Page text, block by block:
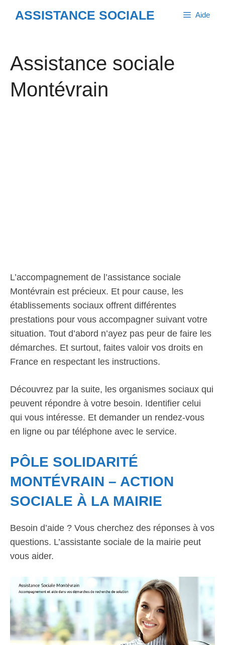
ASSISTANCE SOCIALE Aide
Assistance sociale
Montévrain
L’accompagnement de l’assistance sociale
Montévrain est précieux. Et pour cause, les
établissements sociaux offrent différentes
prestations pour vous accompagner suivant votre
situation. Tout d’abord n’ayez pas peur de faire les
démarches. Et surtout, faites valoir vos droits en
France en respectant les instructions.
Découvrez par la suite, les organismes sociaux qui
peuvent répondre à votre besoin. Identifier celui
qui vous intéresse. Et demander un rendez-vous
en ligne ou par téléphone avec le service.
PÔLE SOLIDARITÉ
MONTÉVRAIN – ACTION
SOCIALE À LA MAIRIE
Besoin d’aide ? Vous cherchez des réponses à vos
questions. L’assistante sociale de la mairie peut
vous aider.